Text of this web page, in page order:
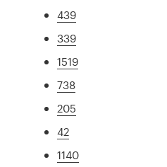
439
339
1519
738
205
42
1140